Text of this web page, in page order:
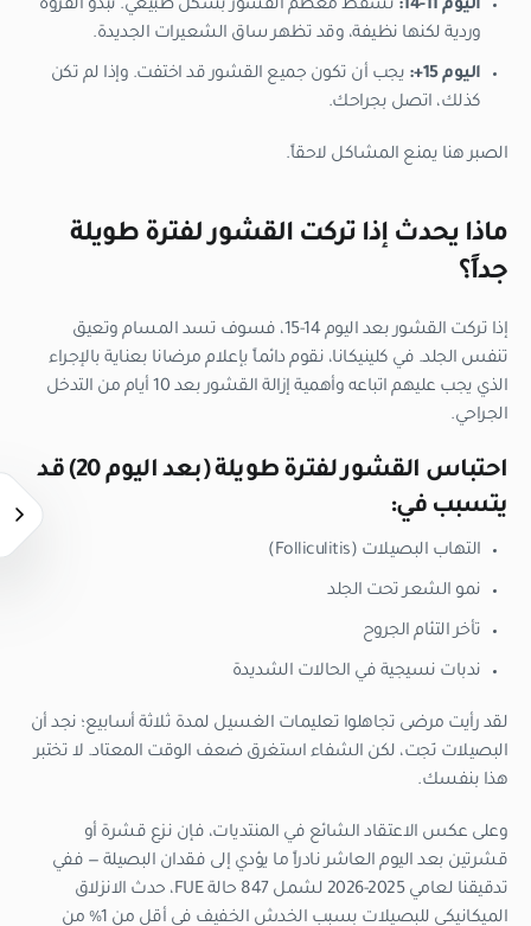
اليوم 11-14:
تسقط معظم القشور بشكل طبيعي. تبدو الفروة
وردية لكنها نظيفة، وقد تظهر ساق الشعيرات الجديدة.
اليوم 15+:
يجب أن تكون جميع القشور قد اختفت. وإذا لم تكن
كذلك، اتصل بجراحك.
الصبر هنا يمنع المشاكل لاحقاً.
ماذا يحدث إذا تركت القشور لفترة طويلة
جداً؟
إذا تركت القشور بعد اليوم 14-15، فسوف تسد المسام وتعيق
تنفس الجلد. في كلينيكانا، نقوم دائماً بإعلام مرضانا بعناية بالإجراء
الذي يجب عليهم اتباعه وأهمية إزالة القشور بعد 10 أيام من التدخل
الجراحي.
احتباس القشور لفترة طويلة (بعد اليوم 20) قد
يتسبب في:
التهاب البصيلات (Folliculitis)
نمو الشعر تحت الجلد
تأخر التئام الجروح
ندبات نسيجية في الحالات الشديدة
لقد رأيت مرضى تجاهلوا تعليمات الغسيل لمدة ثلاثة أسابيع؛ نجد أن
البصيلات نَجت، لكن الشفاء استغرق ضعف الوقت المعتاد. لا تختبر
هذا بنفسك.
وعلى عكس الاعتقاد الشائع في المنتديات، فإن نزع قشرة أو
قشرتين بعد اليوم العاشر نادراً ما يؤدي إلى فقدان البصيلة — ففي
تدقيقنا لعامي 2025-2026 لشمل 847 حالة FUE، حدث الانزلاق
الميكانيكي للبصيلات بسبب الخدش الخفيف في أقل من 1% من